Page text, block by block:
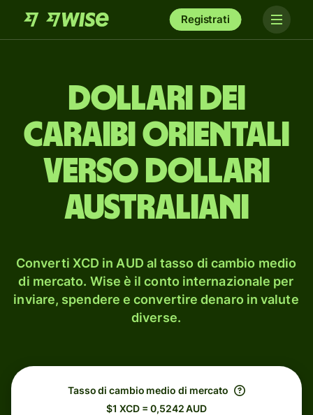
Registrati
dollari dei
Caraibi Orientali
verso dollari
australiani
Converti XCD in AUD al tasso di cambio medio
di mercato. Wise è il conto internazionale per
inviare, spendere e convertire denaro in valute
diverse.
Tasso di cambio medio di mercato
$1 XCD = 0,5242 AUD